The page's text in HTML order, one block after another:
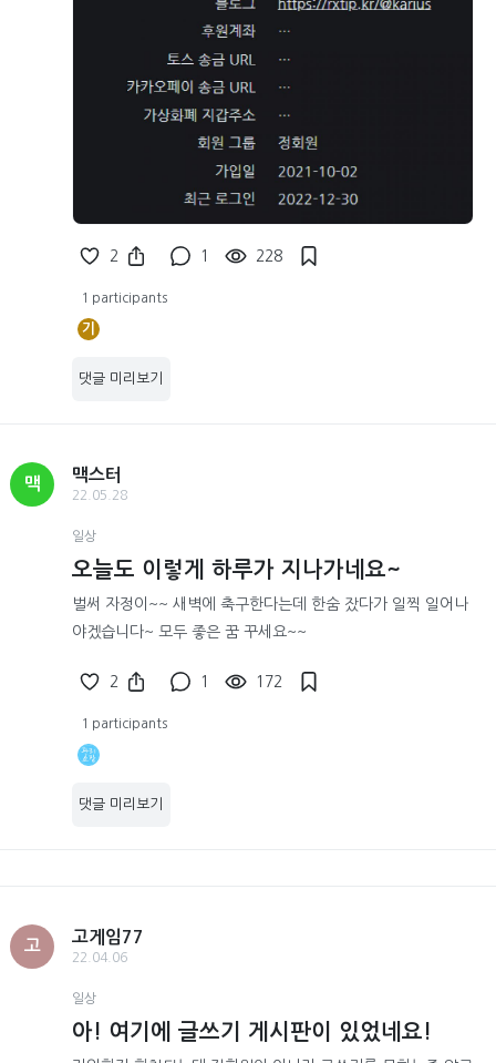
2 1 228
1 participants
기
댓글 미리보기
맥
맥스터
22.05.28
일상
오늘도 이렇게 하루가 지나가네요~
벌써 자정이~~ 새벽에 축구한다는데 한숨 잤다가 일찍 일어나
야겠습니다~ 모두 좋은 꿈 꾸세요~~
2 1 172
1 participants
댓글 미리보기
고
고게임77
22.04.06
일상
아! 여기에 글쓰기 게시판이 있었네요!